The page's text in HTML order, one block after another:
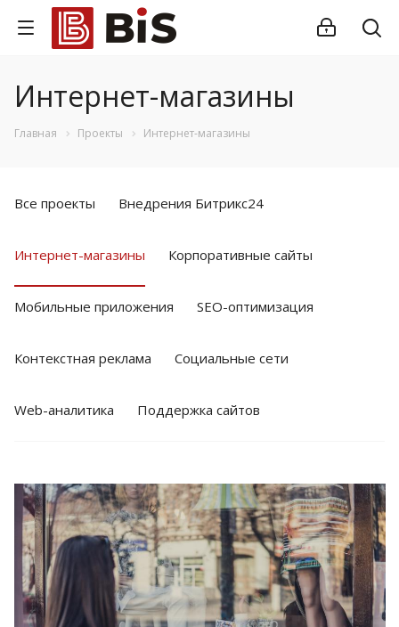
Интернет-магазины
Главная Проекты Интернет-магазины
Все проекты Внедрения Битрикс24
Интернет-магазины Корпоративные сайты
Мобильные приложения SEO-оптимизация
Контекстная реклама Социальные сети
Web-аналитика Поддержка сайтов
Смотреть проект